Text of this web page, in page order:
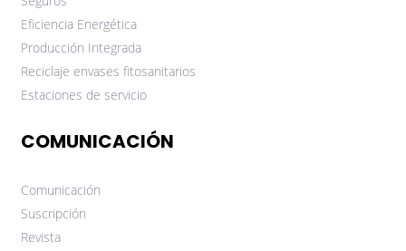
Eficiencia Energética
Producción Integrada
Reciclaje envases fitosanitarios
Estaciones de servicio
COMUNICACIÓN
Comunicación
Suscripción
Revista